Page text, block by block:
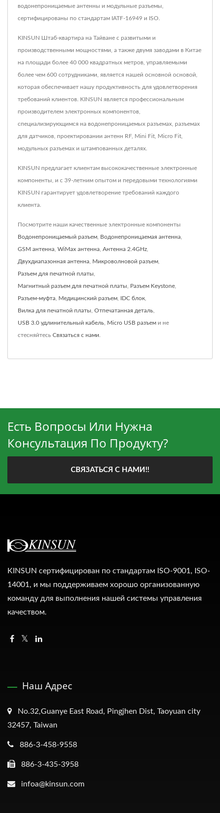
водонепроницаемые антенны и модульные разъемы,
сертифицированы по стандартам IATF-16949 и ISO.
KINSUN Штаб-квартира на Тайване с развитыми и
производственными мощностями, а также двумя заводами в Китае
на площади более 40 000 квадратных метров, управляемыми
более чем 600 сотрудниками, является нашей основной основой,
которая обеспечивает нашу продуктивность для удовлетворения
требований клиентов. KINSUN является профессиональным
производителем электронных компонентов,
специализирующимся на водонепроницаемых разъемах, разъемах
для датчиков, проектировании антенн RF, Mini Fit, Micro Fit,
модульных разъемах и штампованных деталях.
KINSUN предлагает клиентам высококачественные электронные
компоненты, и с 39-летним опытом и передовыми технологиями
KINSUN гарантирует удовлетворение требований каждого
клиента.
Посмотрите наши качественные электронные компоненты
Водонепроницаемый разъем Водонепроницаемая антенна
GSM антенна WiMax антенна Антенна 2.4GHz
Двухдиапазонная антенна Микроволновой разъем
Разъем для печатной платы
Магнитный разъем для печатной платы Разъем Keystone
Разъем-муфта Медицинский разъем IDC блок
Вилка для печатной платы Отпечатанная деталь
USB 3.0 удлинительный кабель Micro USB разъем и не
стесняйтесь Связаться с нами
Есть Вопросы Или Нужна
Консультация По Продукту?
СВЯЗАТЬСЯ С НАМИ!!
KINSUN сертифицирован по стандартам ISO-9001, ISO-
14001, и мы поддерживаем хорошо организованную
команду для выполнения нашей системы управления
качеством.
Наш Адрес
No.32,Guanye East Road, Pingjhen Dist, Taoyuan city
32457, Taiwan
886-3-458-9558
886-3-435-3958
infoa@kinsun.com